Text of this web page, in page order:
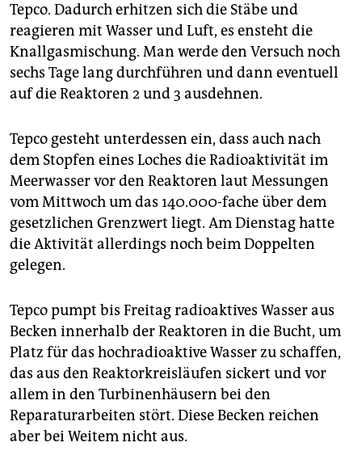
Tepco. Dadurch erhitzen sich die Stäbe und
reagieren mit Wasser und Luft, es ensteht die
Knallgasmischung. Man werde den Versuch noch
sechs Tage lang durchführen und dann eventuell
auf die Reaktoren 2 und 3 ausdehnen.
Tepco gesteht unterdessen ein, dass auch nach
dem Stopfen eines Loches die Radioaktivität im
Meerwasser vor den Reaktoren laut Messungen
vom Mittwoch um das 140.000-fache über dem
gesetzlichen Grenzwert liegt. Am Dienstag hatte
die Aktivität allerdings noch beim Doppelten
gelegen.
Tepco pumpt bis Freitag radioaktives Wasser aus
Becken innerhalb der Reaktoren in die Bucht, um
Platz für das hochradioaktive Wasser zu schaffen,
das aus den Reaktorkreisläufen sickert und vor
allem in den Turbinenhäusern bei den
Reparaturarbeiten stört. Diese Becken reichen
aber bei Weitem nicht aus.